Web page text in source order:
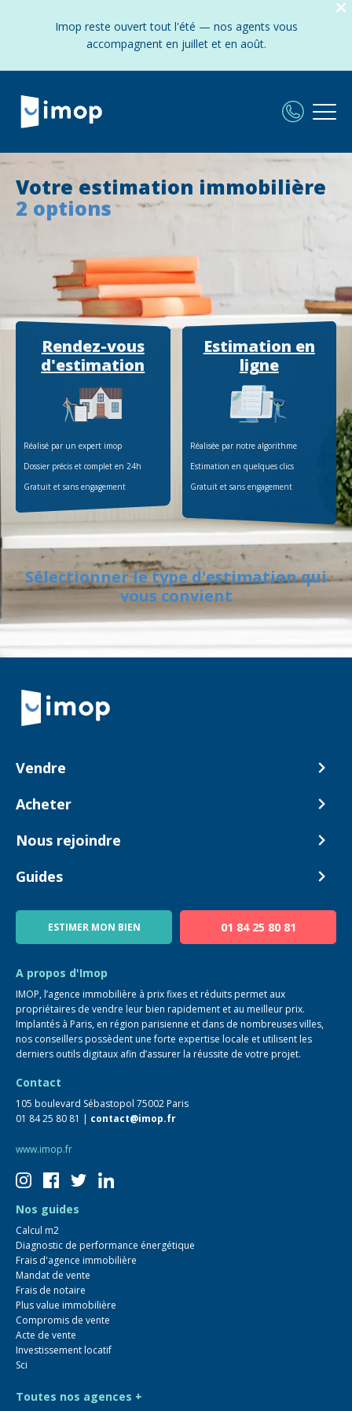
Imop reste ouvert tout l'été — nos agents vous
accompagnent en juillet et en août.
Votre estimation immobilière
2 options
Rendez-vous
d'estimation
Réalisé par un expert imop
Dossier précis et complet en 24h
Gratuit et sans engagement
Estimation en
ligne
Réalisée par notre algorithme
Estimation en quelques clics
Gratuit et sans engagement
Sélectionner le type d'estimation qui
vous convient
Retour à la navigation principale
Vendre
Comment ça marche ?
Acheter
Biens en vente
Nous rejoindre
Devenir Conseiller
Guides
Blog
ESTIMER MON BIEN 01 84 25 80 81
A propos d'Imop
IMOP, l’agence immobilière à prix fixes et réduits permet aux
propriétaires de vendre leur bien rapidement et au meilleur prix.
Implantés à Paris, en région parisienne et dans de nombreuses villes,
nos conseillers possèdent une forte expertise locale et utilisent les
derniers outils digitaux afin d’assurer la réussite de votre projet.
Contact
105 boulevard Sébastopol 75002 Paris
01 84 25 80 81 | contact@imop.fr
www.imop.fr
Nos guides
Calcul m2
Diagnostic de performance énergétique
Frais d'agence immobilière
Mandat de vente
Frais de notaire
Plus value immobilière
Compromis de vente
Acte de vente
Investissement locatif
Sci
Toutes nos agences +